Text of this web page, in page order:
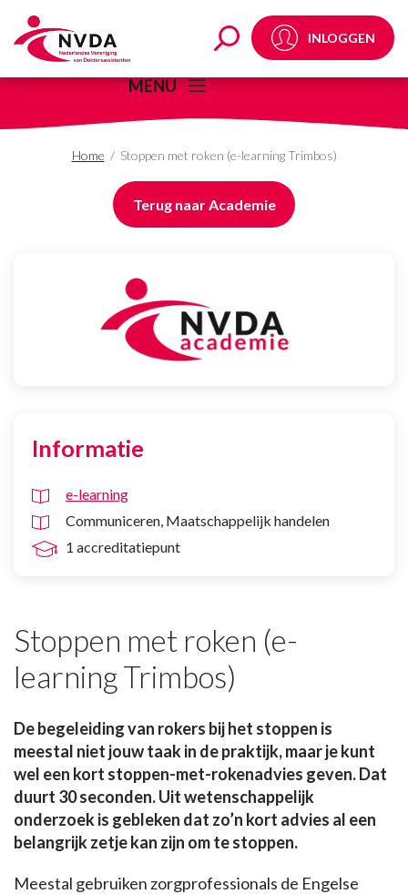
Stoppen met rokenINLOGGEN
MENU
Home / Stoppen met roken (e-learning Trimbos)
Terug naar Academie
Stoppen met roken (e-
learning Trimbos)
De begeleiding van rokers bij het stoppen is
meestal niet jouw taak in de praktijk, maar je kunt
wel een kort stoppen-met-rokenadvies geven. Dat
duurt 30 seconden. Uit wetenschappelijk
onderzoek is gebleken dat zo’n kort advies al een
belangrijk zetje kan zijn om te stoppen.
Meestal gebruiken zorgprofessionals de Engelse
Informatie
e-learning
Communiceren Maatschappelijk handelen
1 accreditatiepunt